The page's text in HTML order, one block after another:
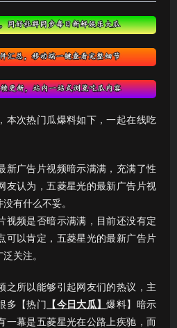
本次热门瓜爆料如下，一起在线吃
新广告片视频暗示满满，充满了性
友认为，五菱星光的最新广告片视
有什么不妥。
视频是否暗示满满，目前还没有定
可以肯定，五菱星光的最新广告片
关注。
之所以能够引起网友们的热议，主
多【热门
【今日大瓜】爆料】暗示
一幕是五菱星光在公路上疾驰，而